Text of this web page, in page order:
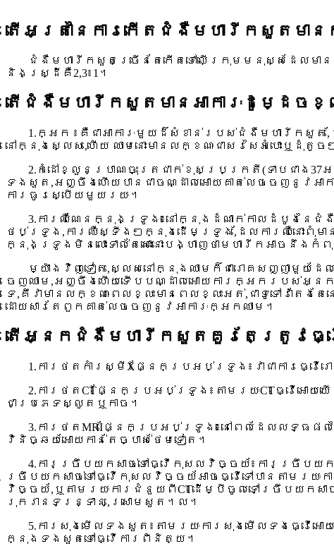
តើអត្រានៃការកើតជំងឺមហារីកសួតម
ជំងឺមហារីកសួតច្រើនតែកើតទៅលើក្រុមមនុស្សដែលមាន
និងស្រ្ដីគឺ2,3៖1។
តើជំងឺមហារីកសួតមានអាការៈដូម្ដេចខ្ល
1.ក្អក ៖គឺជាអាការៈមួយដ៏សំខាន់របស់ជំងឺមហារីកសួ
នៅក្នុងស្លេស,ហើយ ឈាមនោះមានលក្ខណៈជាសរសៃអំបោះឬដុំតូច
2.កំដៅខ្លួនប្រាណចុះត្រជាក់ខុសប្រក្រតី(ទាបជាង37
ទងសួត,អញ្ចឹងហើយបានជាចណ្ដាលអោយគាត់លេចចេញនូវអា
ការធូរស្បើយមួយរយៈ។
3.ការឈឺណែនក្នុងទ្រូង៖នៅក្នុងដំណាក់កាលដំបូងនៃជំ
ថប់ទ្រូង,ការឈឺស្ទីងៗក្នុងដើមទ្រូង,ដែលការឈឺនោះពុំមា
ក្នុងទ្រូងមិនលោះទាល់តែសោះនោះបង្ហាញថាមហារីកអាចនឹ
ម្យ៉ាងវិញទៀត,ស្លេសនៅក្នុងឈាមក៏ជារោគសញ្ញាមួយ
ចេញឈាម,អញ្ចឹងហើយទើបបណ្ដាលអោយការក្អករបស់អ្នក
ទេ,គឹវាមានលក្ខណៈពេលខ្លះមានពេលខ្លះអត់,ជាទូទៅវ
ដោយសារតែពួកគាត់លេចចេញនូវអាការៈក្អកឈាម។
តើអ្នកជំងឺមហារីកសួតគួរតែត្រូវធ្
1.ការថតកាំរស្មីXផ្នែកប្រអប់ទ្រូង៖វាជាការធ្
2.ការថតCTផ្នែកប្រអប់ទ្រូង៖តាមរយៈCTធ្វើអ
ជាប្រភេទស្លូតឬកាច។
3.ការថតMRIផ្នែកប្រអប់ទ្រូង៖នៅពេលដែលលទ្ធផល
វិនិច្ឆយ័អោយកាន់តែច្បាស់ថែមទៀត។
4.ការច្រឹបយកសាច់ទៅធ្វើកុសលវិច្ចយ័៖ការច្រឹបយក
ច្រឹបយកសាច់ទៅធ្វើកុសលវិច្ចយ័អាចធ្វើទៅបានតាមរយ
វិច្ចយ័,ឬតាមរយៈការជំនួយពីCTដើម្បីចូលទៅច្រឹបយកសាច់,
រុករានទន្រ្ទាន,ស្រោមសួត។ល។
5.ការសុងមើលទងសួត៖តាមរយៈការសុងមើលទងធ្វ
ក្នុងទងសួតទៅធ្វើការពិនិត្យ។